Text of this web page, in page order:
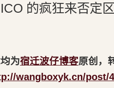
的疯狂来否定
为宿迁波仔博客原创，
wangboxyk.cn/post/